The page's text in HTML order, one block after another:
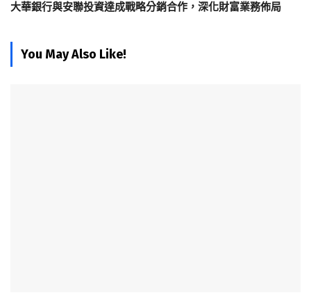
大華銀行與安聯投資達成戰略分銷合作，深化財富業務佈局
You May Also Like!